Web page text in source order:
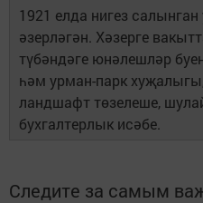
1921 елда нигез
әзерләгән. Хәзерге
түбәндәге юнәлешләр
һәм урман-парк
ландшафт төзелеше,
бухгалтерлык исәбе.
Следите за самым